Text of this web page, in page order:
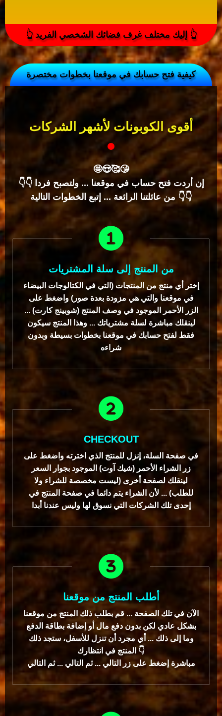
👆 إليك مختلف غرف فضائك الشخصي الفريد 👆
كيفية فتح حسابك في موقعنا بخطوات مختصرة
أقوى الكوبونات لأشهر الشركات
🤩😍🥰️😘
👇👇 إن أردت فتح حساب في موقعنا ... ولتصبح فردا
من عائلتنا الرائعة ... إتبع الخطوات التالية 👇👇
من المنتج إلى سلة المشتريات
إختر أي منتج من المنتجات (التي في الكتالوجات البيضاء
في موقعنا والتي هي مزودة بعدة صور) واضغط على
الزر الأحمر الموجود في وصف المنتج (شوبينج كارت) ...
لينقلك مباشرة لسلة مشترياتك ... وهذا المنتج سيكون
فقط لفتح حسابك في موقعنا بخطوات بسيطة وبدون
شراءه
CHECKOUT
في صفحة السلة، إنزل للمنتج الذي اخترته واضغط على
زر الشراء الأحمر (شيك آوت) الموجود بجوار السعر
لينقلك لصفحة أخرى (ليست مخصصة للشراء ولا
للطلب) ... لأن الشراء يتم دائما في صفحة المنتج في
إحدى تلك الشركات التي نسوق لها وليس عندنا أبدا
أطلب المنتج من موقعنا
الآن في تلك الصفحة ... قم بطلب ذلك المنتج من موقعنا
بشكل عادي لكن بدون دفع مال أو إضافة بطاقة الدفع
وما إلى ذلك ... أي مجرد أن تنزل للأسفل، ستجد ذلك
المنتج في انتظارك 👇
مباشرة إضغط على زر التالي ... ثم التالي ... ثم التالي